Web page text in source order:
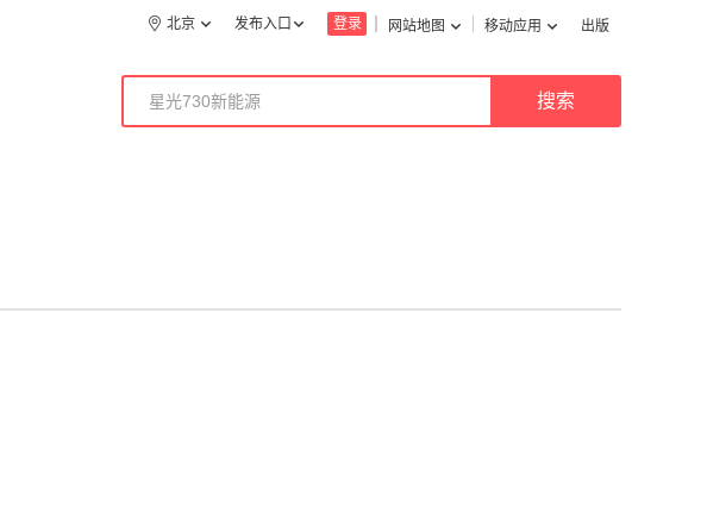
网站地图 移动应用 出版
登录
发布入口
北京